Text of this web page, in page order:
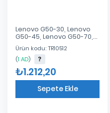
Lenovo G50-30, Lenovo
G50-45, Lenovo G50-70,
Lenovo G50-75, Lenovo
G50-80, Lenovo Z50-80,
Lenovo Z50-30, Lenovo
Z50-45, Lenovo Z50-70 Alt
Kasa Botom C
Ürün kodu: TR10512
(1 AD)
₺1.212,20
Sepete Ekle